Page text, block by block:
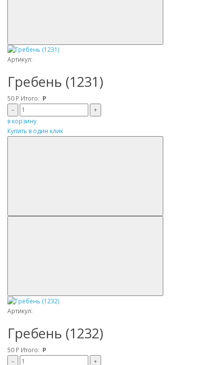
Артикул:
Гребень (1231)
50 Р Итого: Р
–
+
в корзину
Купить в один клик
Артикул:
Гребень (1232)
50 Р Итого: Р
–
+